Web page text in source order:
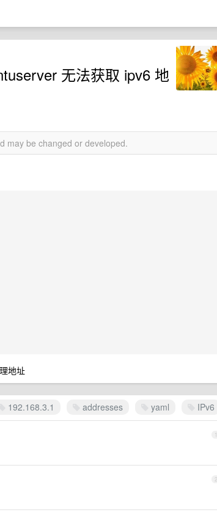
无法获取 ipv6 地
may be changed or developed.
地址
192.168.3.1 addresses yaml IPv6
1
2